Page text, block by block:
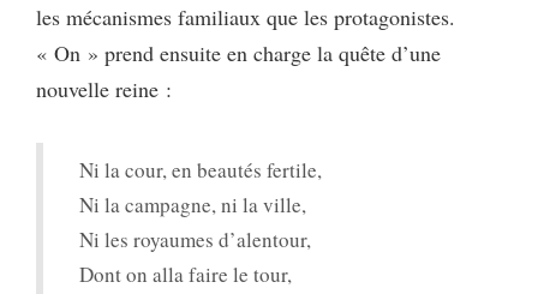
les mécanismes familiaux que les protagonistes.
« On » prend ensuite en charge la quête d’une
nouvelle reine :
Ni la cour, en beautés fertile,
Ni la campagne, ni la ville,
Ni les royaumes d’alentour,
Dont on alla faire le tour,